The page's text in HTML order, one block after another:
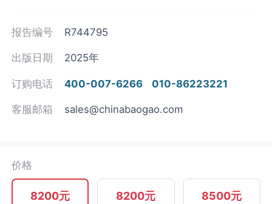
报告编号 R744795
出版日期 2025年
订购电话 400-007-6266 010-86223221
客服邮箱 sales@chinabaogao.com
价格
8200元 8200元 8500元